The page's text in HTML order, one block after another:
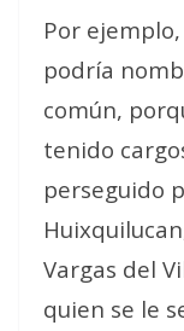
Por
podría
común,
tenido
perseguido
Vargas del
quien se le